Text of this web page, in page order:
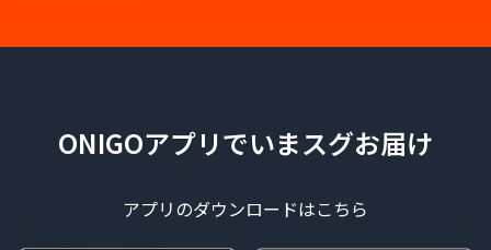
ONIGOアプリでいまスグお届け
アプリのダウンロードはこちら